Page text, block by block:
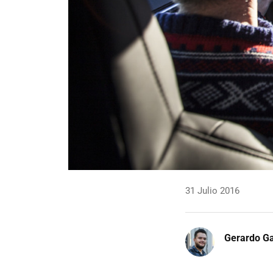
31 Julio 2016
Gerardo